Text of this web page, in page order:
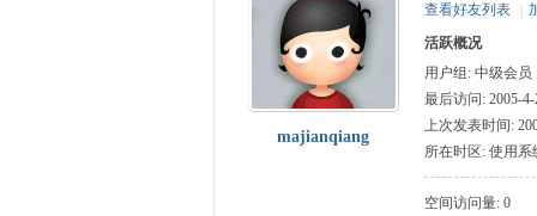
majianqiang
查看好友列表
活跃概况
用户组: 中级会员
最后访问: 2005-4-
上次发表时间:
所在时区: 使用系
空间访问量: 0